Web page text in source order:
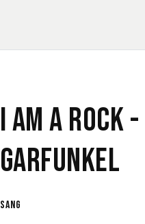
I Am A Rock -
Garfunkel
sang